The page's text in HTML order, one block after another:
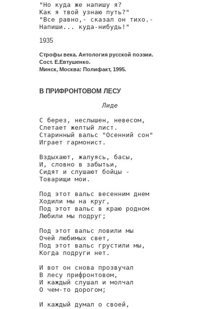
"Но куда же напишу я?
Как я твой узнаю путь?"
"Все равно,- сказал он тихо.-
Напиши... куда-нибудь!"
1935
Строфы века. Антология русской поэзии.
Сост. Е.Евтушенко.
Минск, Москва: Полифакт, 1995.
В ПРИФРОНТОВОМ ЛЕСУ
Лиде
С берез, неслышен, невесом,
Слетает желтый лист.
Старинный вальс "Осенний сон"
Играет гармонист.
Вздыхают, жалуясь, басы,
И, словно в забытьи,
Сидят и слушают бойцы -
Товарищи мои.
Под этот вальс весенним днем
Ходили мы на круг,
Под этот вальс в краю родном
Любили мы подруг;
Под этот вальс ловили мы
Очей любимых свет,
Под этот вальс грустили мы,
Когда подруги нет.
И вот он снова прозвучал
В лесу прифронтовом,
И каждый слушал и молчал
О чем-то дорогом;
И каждый думал о своей,